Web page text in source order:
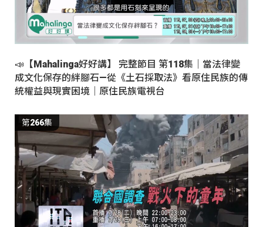
📣【Mahalinga好好講】 完整節目 第118集｜當法律變
成文化保存的絆腳石—從《土石採取法》看原住民族的傳
統權益與現實困境｜原住民族電視台
第266集